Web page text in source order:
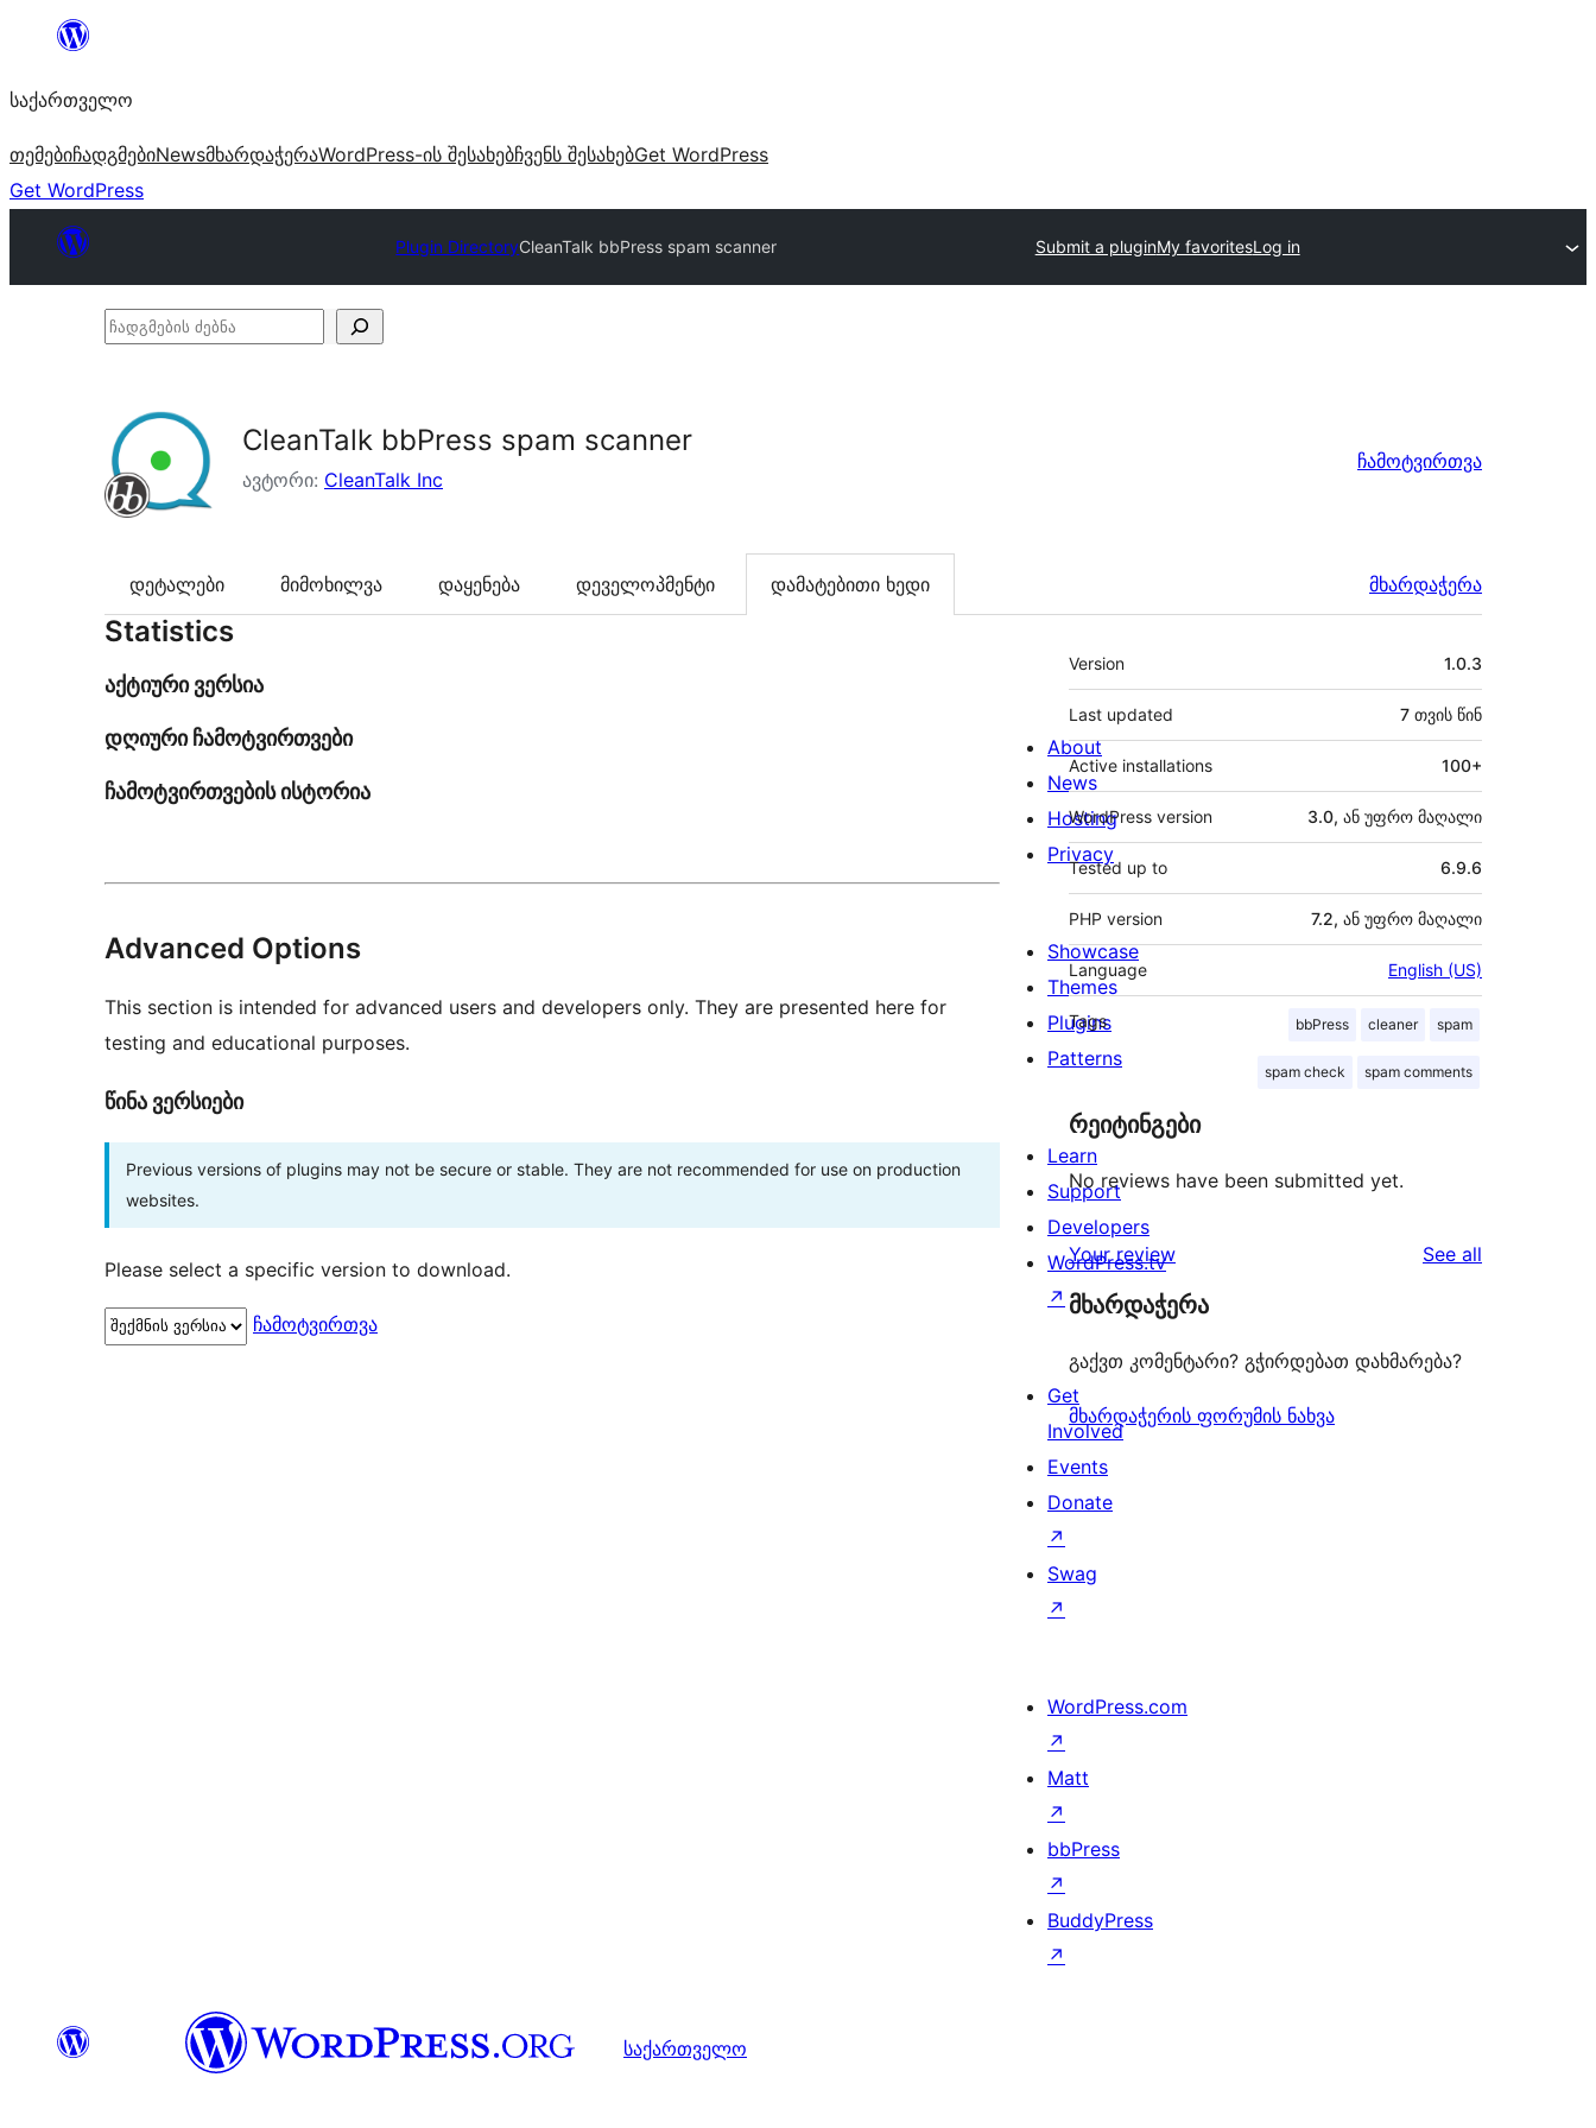
შიგთავსზე
საქართველო
თემებიჩადგმებიNewsმხარდაჭერაWordPress-ის შესახებჩვენს შესახებGet WordPress
Get WordPress
Plugin DirectoryCleanTalk bbPress spam scanner Submit a pluginMy favoritesLog in
ჩადგმების
CleanTalk bbPress spam scanner
ავტორი: CleanTalk Inc
ჩამოტვირთვა
დეტალები მიმოხილვა დაყენება დეველოპმენტი დამატებითი ხედი მხარდაჭერა
Statistics
აქტიური ვერსია
დღიური ჩამოტვირთვები
ჩამოტვირთვების ისტორია
Advanced Options
This section is intended for advanced users and developers only. They are presented here for
testing and educational purposes.
წინა ვერსიები
Previous versions of plugins may not be secure or stable. They are not recommended for use on production
websites.
Please select a specific version to download.
ჩამოტვირთვა
მეტა
Version 1.0.3
Last updated 7 თვის წინ
Active installations 100+
WordPress version 3.0, ან უფრო მაღალი
Tested up to 6.9.6
PHP version 7.2, ან უფრო მაღალი
Language English (US)
Tags bbPress cleaner spam
spam check spam comments
რეიტინგები
No reviews have been submitted yet.
Your review See all
მხარდაჭერა
გაქვთ კომენტარი? გჭირდებათ დახმარება?
მხარდაჭერის ფორუმის ნახვა
About
News
Hosting
Privacy
Showcase
Themes
Plugins
Patterns
Learn
Support
Developers
WordPress.tv
↗
Get
Involved
Events
Donate
↗
Swag
↗
WordPress.com
↗
Matt
↗
bbPress
↗
BuddyPress
↗
საქართველო